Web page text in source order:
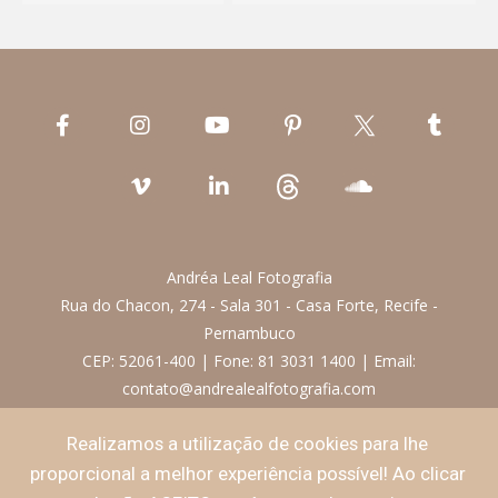
Andréa Leal Fotografia
Rua do Chacon, 274 - Sala 301 - Casa Forte, Recife -
Pernambuco
CEP: 52061-400 | Fone: 81 3031 1400 | Email:
contato@andrealealfotografia.com
Termos de Uso
Realizamos a utilização de cookies para lhe
proporcional a melhor experiência possível! Ao clicar